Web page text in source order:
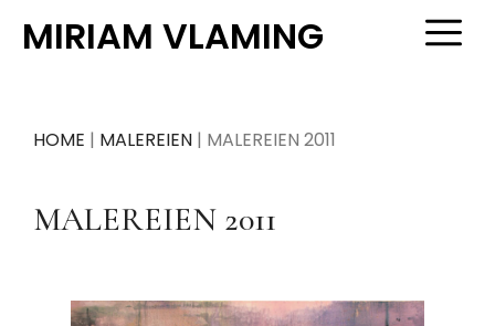
InhaltMIRIAM VLAMING
HOME | MALEREIEN | MALEREIEN 2011
MALEREIEN 2011